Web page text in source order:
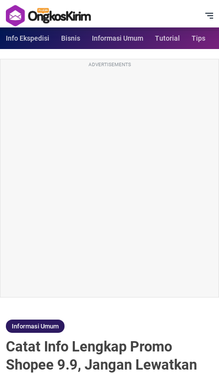
Info Ekspedisi Bisnis Informasi Umum Tutorial Tips
ADVERTISEMENTS
Informasi Umum
Catat Info Lengkap Promo
Shopee 9.9, Jangan Lewatkan